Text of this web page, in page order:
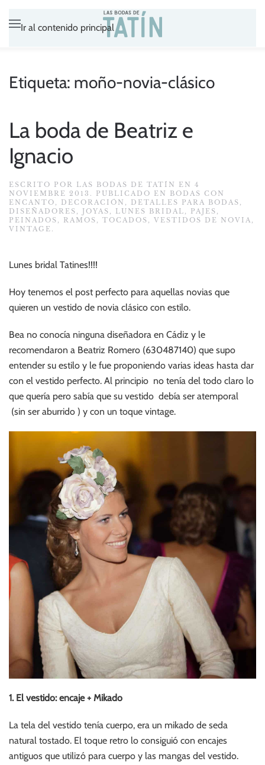
Ir al contenido principal
Etiqueta: moño-novia-clásico
La boda de Beatriz e
Ignacio
ESCRITO POR LAS BODAS DE TATÍN EN 4
NOVIEMBRE 2013 . PUBLICADO EN BODAS CON
ENCANTO , DECORACIÓN , DETALLES PARA BODAS ,
DISEÑADORES , JOYAS , LUNES BRIDAL , PAJES ,
PEINADOS , RAMOS , TOCADOS , VESTIDOS DE NOVIA ,
VINTAGE .
Lunes bridal Tatines!!!!
Hoy tenemos el post perfecto para aquellas novias que
quieren un vestido de novia clásico con estilo.
Bea no conocía ninguna diseñadora en Cádiz y le
recomendaron a Beatriz Romero (630487140) que supo
entender su estilo y le fue proponiendo varias ideas hasta dar
con el vestido perfecto. Al principio no tenía del todo claro lo
que quería pero sabía que su vestido debía ser atemporal
(sin ser aburrido ) y con un toque vintage.
1. El vestido: encaje + Mikado
La tela del vestido tenía cuerpo, era un mikado de seda
natural tostado. El toque retro lo consiguió con encajes
antiguos que utilizó para cuerpo y las mangas del vestido.